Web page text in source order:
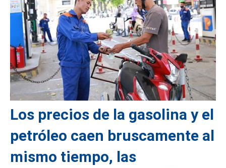
Los precios de la gasolina y el
petróleo caen bruscamente al
mismo tiempo, las